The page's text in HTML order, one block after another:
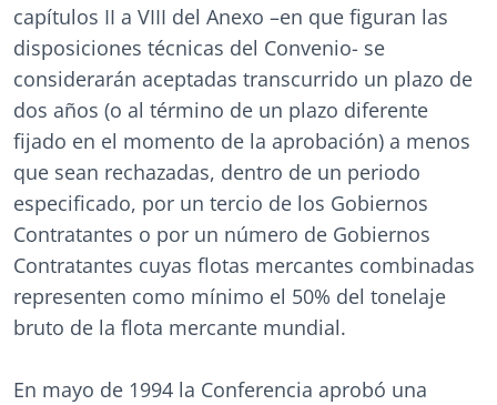
capítulos II a VIII del Anexo –en que figuran las
disposiciones técnicas del Convenio- se
considerarán aceptadas transcurrido un plazo de
dos años (o al término de un plazo diferente
fijado en el momento de la aprobación) a menos
que sean rechazadas, dentro de un periodo
especificado, por un tercio de los Gobiernos
Contratantes o por un número de Gobiernos
Contratantes cuyas flotas mercantes combinadas
representen como mínimo el 50% del tonelaje
bruto de la flota mercante mundial.
En mayo de 1994 la Conferencia aprobó una